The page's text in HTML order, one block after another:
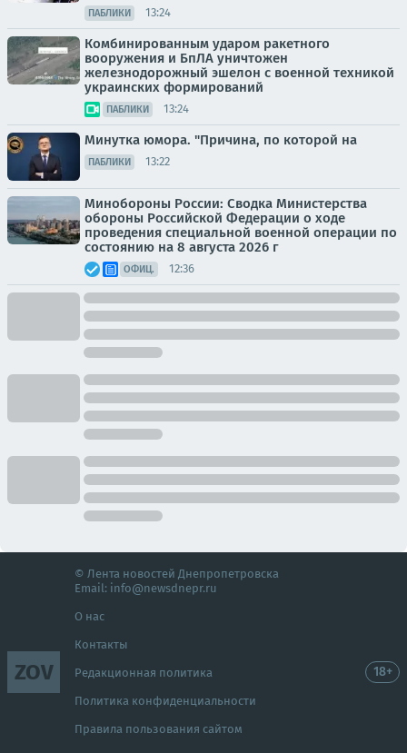
ПАБЛИКИ 13:24
Комбинированным ударом ракетного
вооружения и БпЛА уничтожен
железнодорожный эшелон с военной техникой
украинских формирований
ПАБЛИКИ 13:24
Минутка юмора. "Причина, по которой на
ПАБЛИКИ 13:22
Минобороны России: Сводка Министерства
обороны Российской Федерации о ходе
проведения специальной военной операции по
состоянию на 8 августа 2026 г
ОФИЦ. 12:36
ZOV
© Лента новостей Днепропетровска
Email: info@newsdnepr.ru
О нас
Контакты
Редакционная политика
Политика конфиденциальности
Правила пользования сайтом
18+